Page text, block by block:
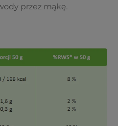
przez mąkę.